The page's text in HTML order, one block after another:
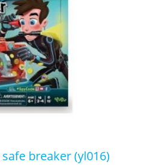
safe breaker (yl016)